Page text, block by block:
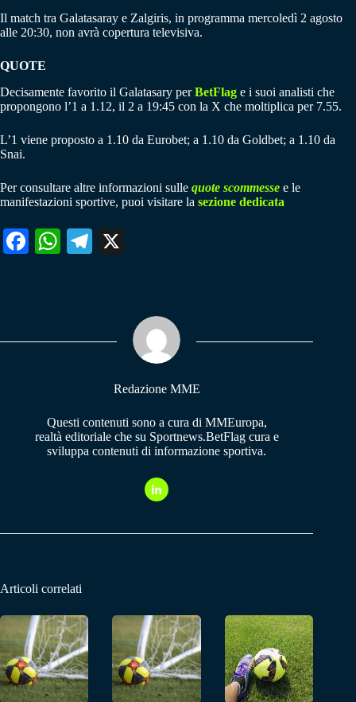
Il match tra Galatasaray e Zalgiris, in programma mercoledì 2 agosto
alle 20:30, non avrà copertura televisiva.
QUOTE
Decisamente favorito il Galatasary perBetFlag e i suoi analisti che
propongono l’1 a 1.12, il 2 a 19:45 con la X che moltiplica per 7.55.
L’1 viene proposto a 1.10 da Eurobet; a 1.10 da Goldbet; a 1.10 da
Snai.
Per consultare altre informazioni sulle quote scommesse e le
manifestazioni sportive, puoi visitare la sezione dedicata
Fa W
pp
Te
m
Redazione MME
Questi contenuti sono a cura di MMEuropa,
realtà editoriale che su Sportnews.BetFlag cura e
sviluppa contenuti di informazione sportiva.
Articoli correlati